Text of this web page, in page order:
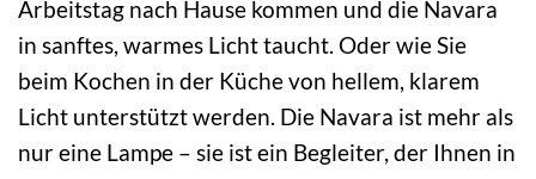
Arbeitstag nach Hause kommen und die Navara
in sanftes, warmes Licht taucht. Oder wie Sie
beim Kochen in der Küche von hellem, klarem
Licht unterstützt werden. Die Navara ist mehr als
nur eine Lampe – sie ist ein Begleiter, der Ihnen in